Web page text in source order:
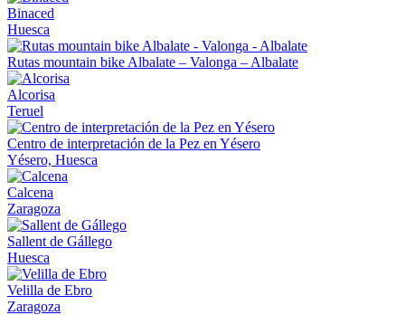
Binaced
Huesca
Rutas mountain bike Albalate – Valonga – Albalate
Alcorisa
Teruel
Centro de interpretación de la Pez en Yésero
Yésero, Huesca
Calcena
Zaragoza
Sallent de Gállego
Huesca
Velilla de Ebro
Zaragoza